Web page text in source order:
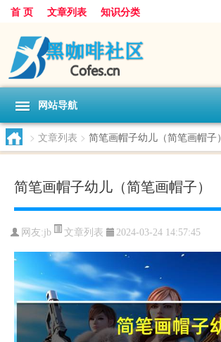
首 页 文章列表 知识分类
网站导航
> 文章列表 > 简笔画帽子幼儿（简笔画帽子）
简笔画帽子幼儿（简笔画帽子）
网友:jb 文章列表 2024-03-24 14:57:45